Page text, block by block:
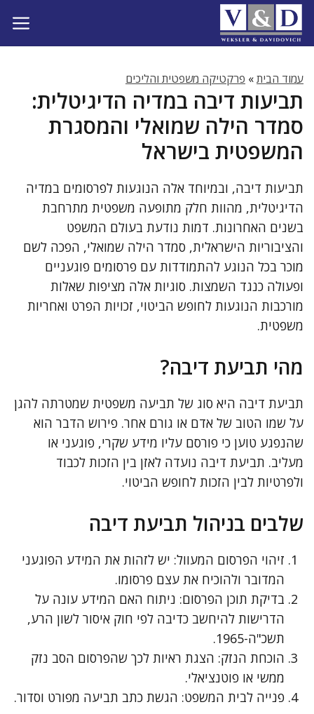
לדלג
לתוכן
עמוד הבית» פרקטיקה משפטית והליכים
תביעות דיבה במדיה הדיגיטלית:
סמדר הילה שמואלי והמסגרת
המשפטית בישראל
תביעות דיבה, ובמיוחד אלה הנוגעות לפרסומים במדיה
הדיגיטלית, מהוות חלק מתופעה משפטית מתרחבת
בשנים האחרונות. דמות נודעת בעולם המשפט
והציבוריות הישראלית, סמדר הילה שמואלי, הפכה לשם
מוכר בכל הנוגע להתמודדות עם פרסומים פוגעניים
ופעולה כנגד השמצות. סוגיות אלה מציפות שאלות
מורכבות הנוגעות לחופש הביטוי, זכויות הפרט ואחריות
משפטית.
מהי תביעת דיבה?
תביעת דיבה היא סוג של תביעה משפטית שמטרתה להגן
על שמו הטוב של אדם או גורם אחר. פירוש הדבר הוא
שהנפגע טוען כי פורסם עליו מידע שקרי, פוגעני או
מעליב. תביעת דיבה נועדה לאזן בין הזכות לכבוד
ולפרטיות לבין הזכות לחופש הביטוי.
שלבים בניהול תביעת דיבה
זיהוי הפרסום המעוול: יש לזהות את המידע הפוגעני
המדובר ולהוכיח את עצם פרסומו.
בדיקת תוכן הפרסום: ניתוח האם המידע עונה על
הדרישות להיחשב כדיבה לפי חוק איסור לשון הרע,
תשכ"ה-1965.
הוכחת הנזק: הצגת ראיות לכך שהפרסום הסב נזק
ממשי או פוטנציאלי.
פנייה לבית המשפט: הגשת כתב תביעה מפורט וסדור.